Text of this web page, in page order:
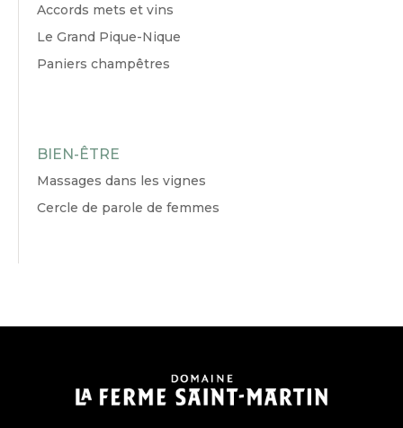
Accords mets et vins
Le Grand Pique-Nique
Paniers champêtres
BIEN-ÊTRE
Massages dans les vignes
Cercle de parole de femmes